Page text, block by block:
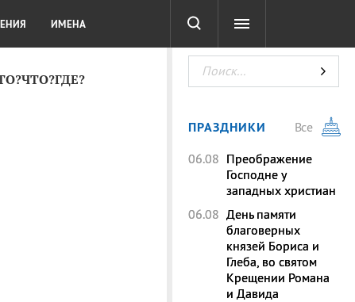
ТЕСТЫ
ИМЕНА
ПРАЗДНИКИ
Все
06.08 Преображение
Господне у
западных христиан
06.08 День памяти
благоверных
князей Бориса и
Глеба, во святом
Крещении Романа
и Давида